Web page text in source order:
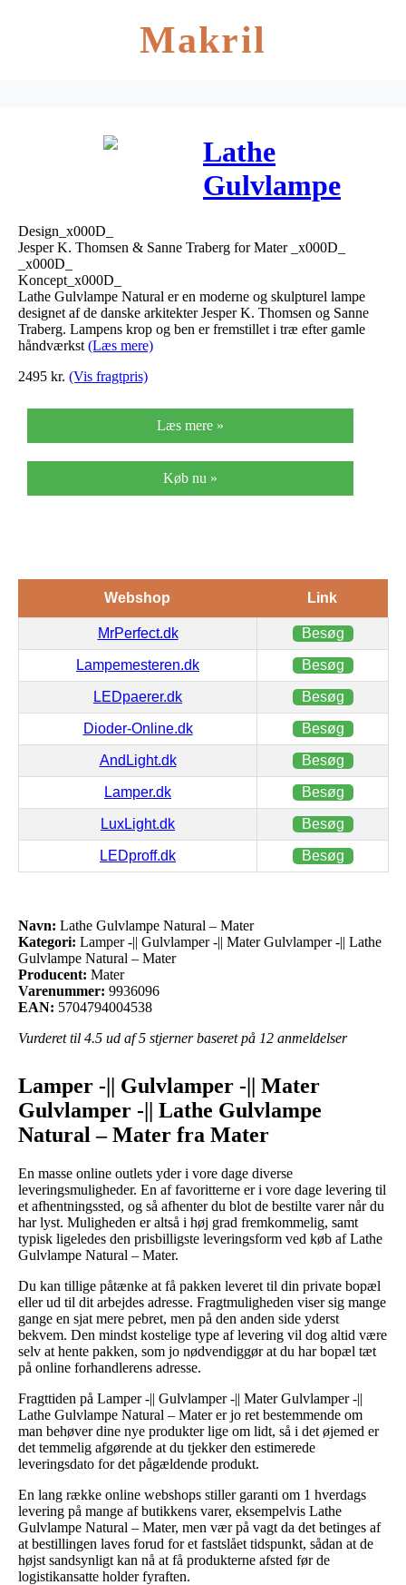
Makril
Lathe
Gulvlampe
Mater
Design_x000D_
Jesper K. Thomsen & Sanne Traberg for Mater _x000D_
_x000D_
Koncept_x000D_
Lathe Gulvlampe Natural er en moderne og skulpturel lampe
designet af de danske arkitekter Jesper K. Thomsen og Sanne
Traberg. Lampens krop og ben er fremstillet i træ efter gamle
håndværkst (Læs mere)
2495 kr. (Vis fragtpris)
Læs mere »
Køb nu »
Webshop Link
MrPerfect.dk Besøg
Lampemesteren.dk Besøg
LEDpaerer.dk Besøg
Dioder-Online.dk Besøg
AndLight.dk Besøg
Lamper.dk Besøg
LuxLight.dk Besøg
LEDproff.dk Besøg
Navn: Lathe Gulvlampe Natural – Mater
Kategori: Lamper -|| Gulvlamper -|| Mater Gulvlamper -|| Lathe
Gulvlampe Natural – Mater
Producent: Mater
Varenummer: 9936096
EAN: 5704794004538
Vurderet til 4.5 ud af 5 stjerner baseret på 12 anmeldelser
Lamper -|| Gulvlamper -|| Mater
Gulvlamper -|| Lathe Gulvlampe
Natural – Mater fra Mater
En masse online outlets yder i vore dage diverse
leveringsmuligheder. En af favoritterne er i vore dage levering til
et afhentningssted, og så afhenter du blot de bestilte varer når du
har lyst. Muligheden er altså i høj grad fremkommelig, samt
typisk ligeledes den prisbilligste leveringsform ved køb af Lathe
Gulvlampe Natural – Mater.
Du kan tillige påtænke at få pakken leveret til din private bopæl
eller ud til dit arbejdes adresse. Fragtmuligheden viser sig mange
gange en sjat mere pebret, men på den anden side yderst
bekvem. Den mindst kostelige type af levering vil dog altid være
selv at hente pakken, som jo nødvendiggør at du har bopæl tæt
på online forhandlerens adresse.
Fragttiden på Lamper -|| Gulvlamper -|| Mater Gulvlamper -||
Lathe Gulvlampe Natural – Mater er jo ret bestemmende om
man behøver dine nye produkter lige om lidt, så i det øjemed er
det temmelig afgørende at du tjekker den estimerede
leveringsdato for det pågældende produkt.
En lang række online webshops stiller garanti om 1 hverdags
levering på mange af butikkens varer, eksempelvis Lathe
Gulvlampe Natural – Mater, men vær på vagt da det betinges af
at bestillingen laves forud for et fastslået tidspunkt, sådan at de
højst sandsynligt kan nå at få produkterne afsted før de
logistikansatte holder fyraften.